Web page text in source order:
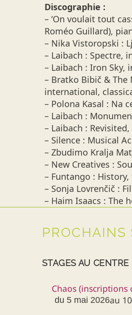
Discographie :
– ‘On voulait tout
Roméo Guillard),
– Nika Vistoropski :
– Laibach : Spectre,
– Laibach : Iron Sky,
– Bratko Bibič & The
international,
– Polona Kasal : Na
– Laibach :
– Laibach :
– Silence : Musical
– Zbudimo Kralja
– New Creatives :
– Funtango : History,
– Sonja Lovrenčič :
– Haim Isaacs : The
PROCHAINS
STAGES AU
Chaos (inscriptions
du 5 mai 2026au